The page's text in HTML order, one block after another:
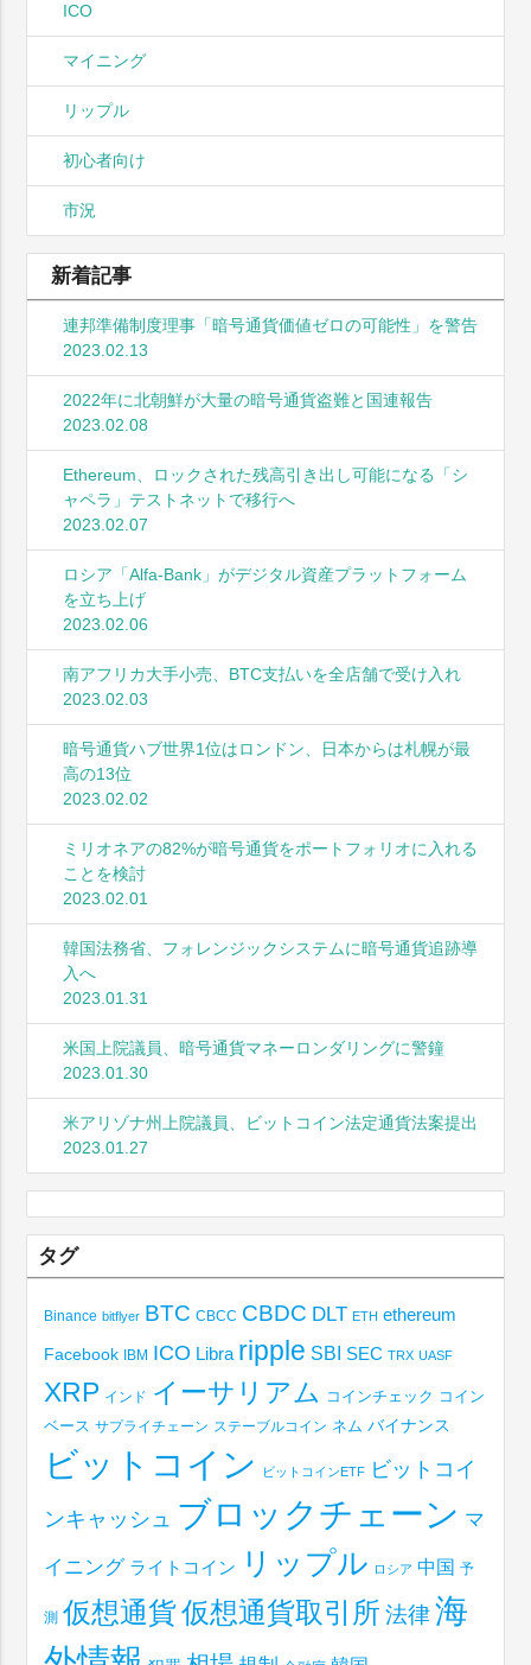
ICO
マイニング
リップル
初心者向け
市況
新着記事
連邦準備制度理事「暗号通貨価値ゼロの可能性」を警告
2023.02.13
2022年に北朝鮮が大量の暗号通貨盗難と国連報告
2023.02.08
Ethereum、ロックされた残高引き出し可能になる「シ
ャペラ」テストネットで移行へ
2023.02.07
ロシア「Alfa-Bank」がデジタル資産プラットフォーム
を立ち上げ
2023.02.06
南アフリカ大手小売、BTC支払いを全店舗で受け入れ
2023.02.03
暗号通貨ハブ世界1位はロンドン、日本からは札幌が最
高の13位
2023.02.02
ミリオネアの82%が暗号通貨をポートフォリオに入れる
ことを検討
2023.02.01
韓国法務省、フォレンジックシステムに暗号通貨追跡導
入へ
2023.01.31
米国上院議員、暗号通貨マネーロンダリングに警鐘
2023.01.30
米アリゾナ州上院議員、ビットコイン法定通貨法案提出
2023.01.27
タグ
Binance bitflyer BTC CBCC CBDC DLT ETH ethereum
Facebook IBM ICO Libra ripple SBI SEC TRX UASF
XRP インド イーサリアム コインチェック コイン
ベース サプライチェーン ステーブルコイン ネム バイナンス
ビットコイン ビットコインETF ビットコイ
ンキャッシュ ブロックチェーン マ
イニング ライトコイン リップル ロシア 中国 予
測 仮想通貨仮想通貨取引所 法律 海